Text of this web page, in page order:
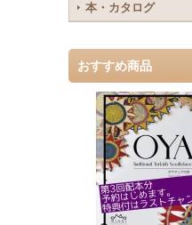
本・カタログ
おすすめ商品